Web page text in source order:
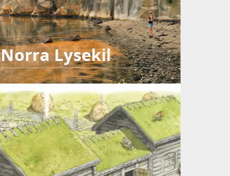
Norra Lysekil